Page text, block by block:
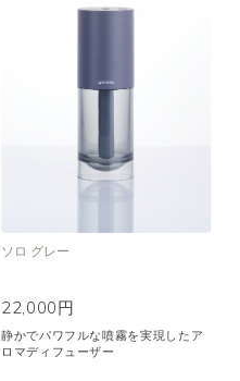
ソロ グレー
22,000円
静かでパワフルな噴霧を実現したア
ロマディフューザー